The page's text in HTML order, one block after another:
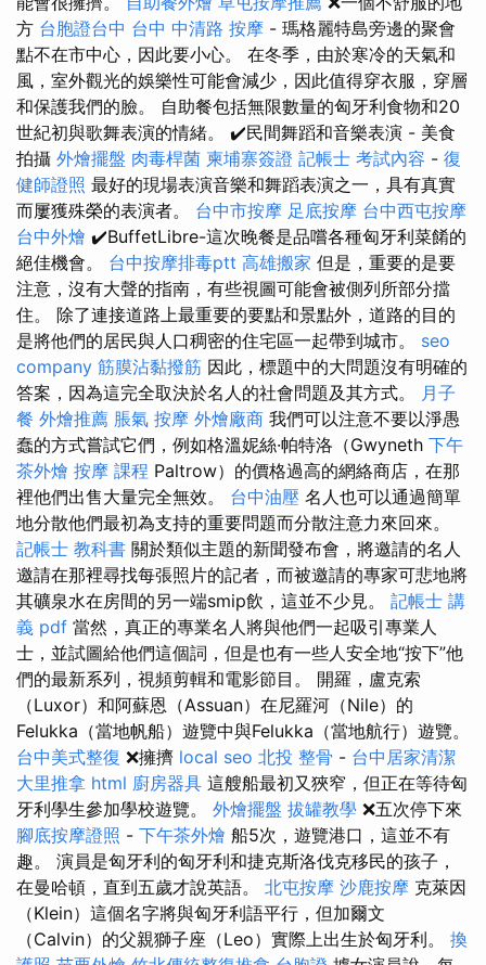
方 台胞證台中 台中 中清路 按摩 - 瑪格麗特島旁邊的聚會
點不在市中心，因此要小心。 在冬季，由於寒冷的天氣和
風，室外觀光的娛樂性可能會減少，因此值得穿衣服，穿層
和保護我們的臉。 自助餐包括無限數量的匈牙利食物和20
世紀初與歌舞表演的情緒。 ✔️民間舞蹈和音樂表演 - 美食
拍攝 外燴擺盤 肉毒桿菌 柬埔寨簽證 記帳士 考試內容 - 復
健師證照 最好的現場表演音樂和舞蹈表演之一，具有真實
而屢獲殊榮的表演者。 台中市按摩 足底按摩 台中西屯按摩
台中外燴 ✔️BuffetLibre-這次晚餐是品嚐各種匈牙利菜餚的
絕佳機會。 台中按摩排毒ptt 高雄搬家 但是，重要的是要
注意，沒有大聲的​​指南，有些視圖可能會被側列所部分擋
住。 除了連接道路上最重要的要點和景點外，道路的目的
是將他們的居民與人口稠密的住宅區一起帶到城市。 seo
company 筋膜沾黏撥筋 因此，標題中的大問題沒有明確的
答案，因為這完全取決於名人的社會問題及其方式。 月子
餐 外燴推薦 脹氣 按摩 外燴廠商 我們可以注意不要以淨愚
蠢的方式嘗試它們，例如格溫妮絲·帕特洛（Gwyneth 下午
茶外燴 按摩 課程 Paltrow）的價格過高的網絡商店，在那
裡他們出售大量完全無效。 台中油壓 名人也可以通過簡單
地分散他們最初為支持的重要問題而分散注意力來回來。
記帳士 教科書 關於類似主題的新聞發布會，將邀請的名人
邀請在那裡尋找每張照片的記者，而被邀請的專家可悲地將
其礦泉水在房間的另一端smip飲，這並不少見。 記帳士 講
義 pdf 當然，真正的專業名人將與他們一起吸引專業人
士，並試圖給他們這個詞，但是也有一些人安全地“按下”他
們的最新系列，視頻剪輯和電影節目。 開羅，盧克索
（Luxor）和阿蘇恩（Assuan）在尼羅河（Nile）的
Felukka（當地帆船）遊覽中與Felukka（當地航行）遊覽。
台中美式整復 ❌擁擠 local seo 北投 整骨 - 台中居家清潔
大里推拿 html 廚房器具 這艘船最初又狹窄，但正在等待匈
牙利學生參加學校遊覽。 外燴擺盤 拔罐教學 ❌五次停下來
腳底按摩證照 - 下午茶外燴 船5次，遊覽港口，這並不有
趣。 演員是匈牙利的匈牙利和捷克斯洛伐克移民的孩子，
在曼哈頓，直到五歲才說英語。 北屯按摩 沙鹿按摩 克萊因
（Klein）這個名字將與匈牙利語平行，但加爾文
（Calvin）的父親獅子座（Leo）實際上出生於匈牙利。 換